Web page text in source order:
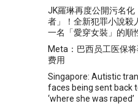
JK羅琳再度公開污名化
者」！全新犯罪小說殺
一名「愛穿女裝」的順
Meta：巴西员工医保
费用
Singapore: Autistic
faces being sent back
‘where she was raped’